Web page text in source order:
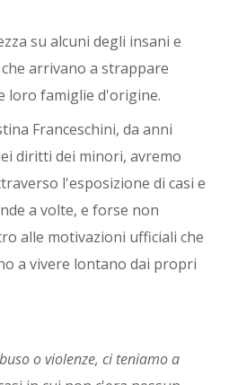
su alcuni degli insani e
arrivano a strappare
loro famiglie d'origine.
Franceschini, da anni
diritti dei minori, avremo
l'esposizione di casi e
a volte, e forse non
alle motivazioni ufficiali che
a vivere lontano dai propri
o violenze, ci teniamo a